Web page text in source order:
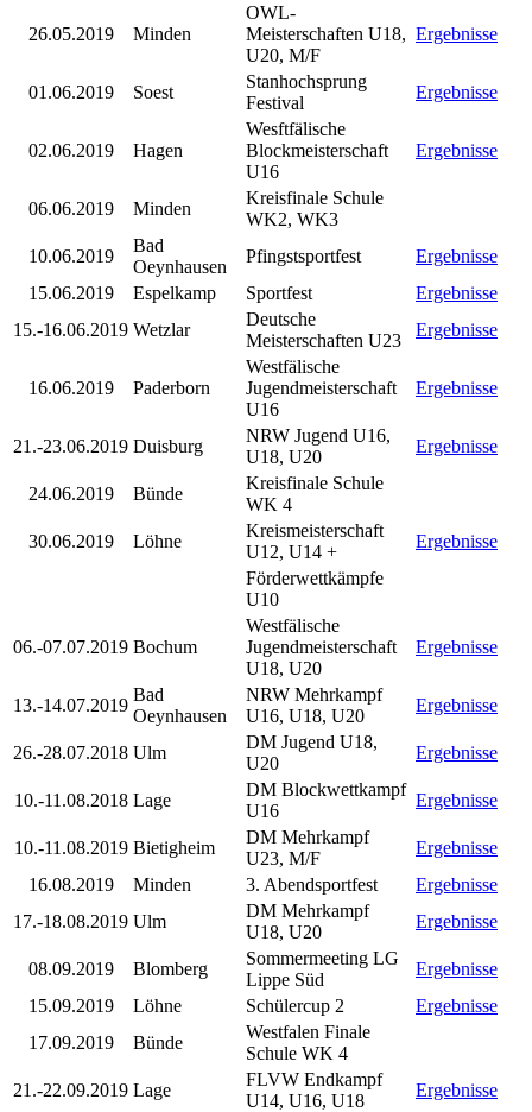
26.05.2019 Minden
OWL-
Meisterschaften U18,
U20, M/F
Ergebnisse
01.06.2019 Soest
Stanhochsprung
Festival
Ergebnisse
02.06.2019 Hagen
Wesftfälische
Blockmeisterschaft
U16
Ergebnisse
06.06.2019 Minden
Kreisfinale Schule
WK2, WK3
10.06.2019
Bad
Oeynhausen
Pfingstsportfest
Ergebnisse
15.06.2019
Espelkamp Sportfest
Ergebnisse
15.-16.06.2019 Wetzlar
Deutsche
Meisterschaften U23
Ergebnisse
16.06.2019 Paderborn
Westfälische
Jugendmeisterschaft
U16
Ergebnisse
21.-23.06.2019 Duisburg
NRW Jugend U16,
U18, U20
Ergebnisse
24.06.2019 Bünde
Kreisfinale Schule
WK 4
30.06.2019
Löhne
Kreismeisterschaft
U12, U14 +
Ergebnisse
Förderwettkämpfe
U10
06.-07.07.2019 Bochum
Westfälische
Jugendmeisterschaft
U18, U20
Ergebnisse
13.-14.07.2019
Bad
Oeynhausen
NRW Mehrkampf
U16, U18, U20
Ergebnisse
26.-28.07.2018 Ulm
DM Jugend U18,
U20
Ergebnisse
10.-11.08.2018 Lage
DM Blockwettkampf
U16
Ergebnisse
10.-11.08.2019 Bietigheim
DM Mehrkampf
U23, M/F
Ergebnisse
16.08.2019
Minden 3. Abendsportfest
Ergebnisse
17.-18.08.2019 Ulm
DM Mehrkampf
U18, U20
Ergebnisse
08.09.2019 Blomberg
Sommermeeting LG
Lippe Süd
Ergebnisse
15.09.2019
Löhne Schülercup 2
Ergebnisse
17.09.2019
Bünde
Westfalen Finale
Schule WK 4
21.-22.09.2019 Lage
FLVW Endkampf
U14, U16, U18
Ergebnisse